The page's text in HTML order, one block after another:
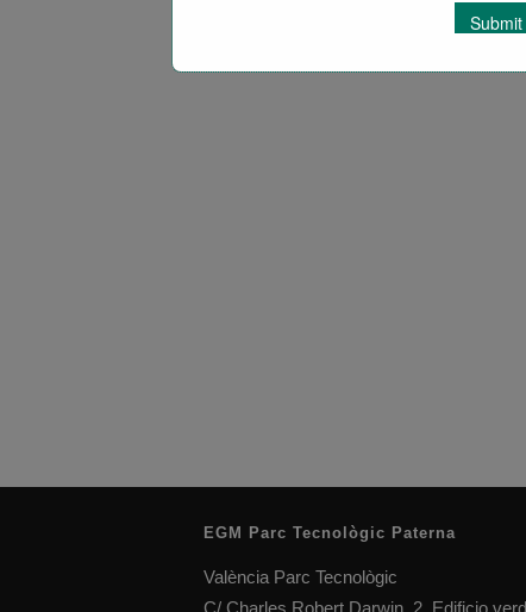
EGM Parc Tecnològic Paterna
València Parc Tecnològic
C/ Charles Robert Darwin, 2, Edificio